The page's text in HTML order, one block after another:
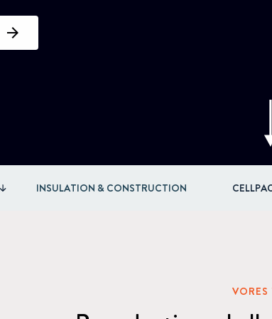
INSULATION & CONSTRUCTION
VORES